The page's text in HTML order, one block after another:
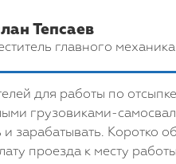
Тепсаев
главного
для работы по
грузовиками-
и зарабатывать. Коротко
проезда к месту